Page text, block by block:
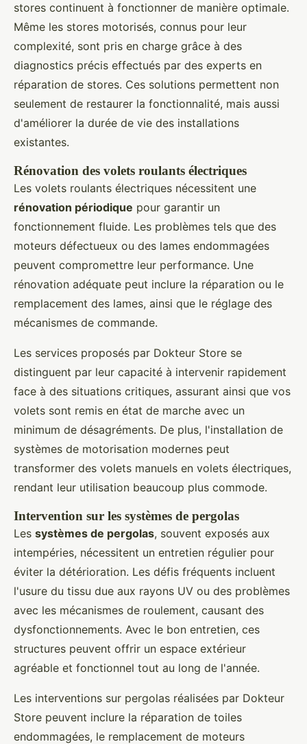
stores continuent à fonctionner de manière optimale.
Même les stores motorisés, connus pour leur
complexité, sont pris en charge grâce à des
diagnostics précis effectués par des experts en
réparation de stores. Ces solutions permettent non
seulement de restaurer la fonctionnalité, mais aussi
d'améliorer la durée de vie des installations
existantes.
Rénovation des volets roulants électriques
Les volets roulants électriques nécessitent une
rénovation périodique pour garantir un
fonctionnement fluide. Les problèmes tels que des
moteurs défectueux ou des lames endommagées
peuvent compromettre leur performance. Une
rénovation adéquate peut inclure la réparation ou le
remplacement des lames, ainsi que le réglage des
mécanismes de commande.
Les services proposés par Dokteur Store se
distinguent par leur capacité à intervenir rapidement
face à des situations critiques, assurant ainsi que vos
volets sont remis en état de marche avec un
minimum de désagréments. De plus, l'installation de
systèmes de motorisation modernes peut
transformer des volets manuels en volets électriques,
rendant leur utilisation beaucoup plus commode.
Intervention sur les systèmes de pergolas
Les systèmes de pergolas, souvent exposés aux
intempéries, nécessitent un entretien régulier pour
éviter la détérioration. Les défis fréquents incluent
l'usure du tissu due aux rayons UV ou des problèmes
avec les mécanismes de roulement, causant des
dysfonctionnements. Avec le bon entretien, ces
structures peuvent offrir un espace extérieur
agréable et fonctionnel tout au long de l'année.
Les interventions sur pergolas réalisées par Dokteur
Store peuvent inclure la réparation de toiles
endommagées, le remplacement de moteurs